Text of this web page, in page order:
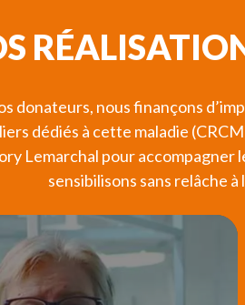
donateurs, nous finançons
dédiés à cette maladie (CRCM
Lemarchal pour
sensibilisons sans relâche